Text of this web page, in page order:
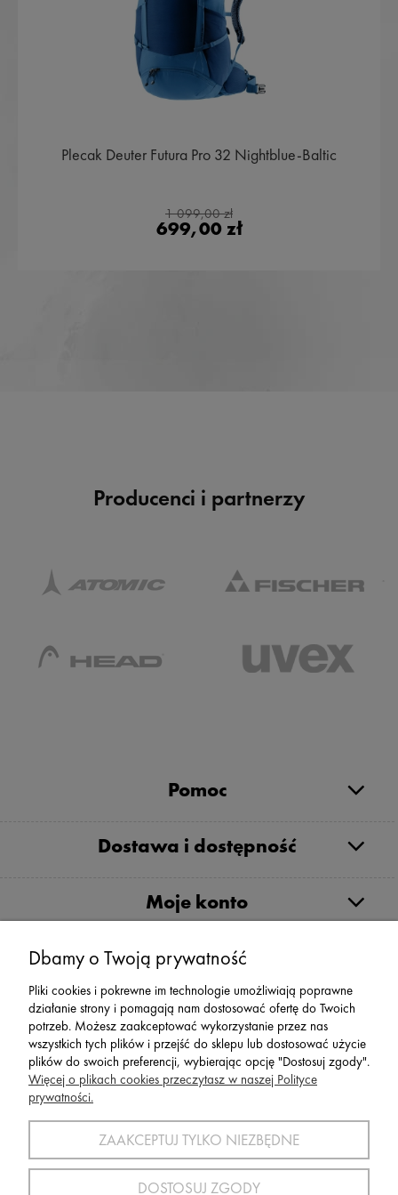
Plecak Deuter Futura Pro 32 Nightblue-Baltic
1 099,00 zł
699,00 zł
Producenci i partnerzy
Pomoc
Dostawa i dostępność
Moje konto
Serwis
Zwroty,Reklamacje Wymiany
SPORT 2002 ||
dolnośląskie, NIP: 611-24-66-379 || E-
sport2002@onet.eutel:(75) 777 76 36
Dbamy o Twoją prywatność
Pliki cookies i pokrewne im technologie umożliwiają poprawne
działanie strony i pomagają nam dostosować ofertę do Twoich
potrzeb. Możesz zaakceptować wykorzystanie przez nas
wszystkich tych plików i przejść do sklepu lub dostosować użycie
plików do swoich preferencji, wybierając opcję "Dostosuj zgody".
Więcej o plikach cookies przeczytasz w naszej Polityce
prywatności.
ZAAKCEPTUJ TYLKO NIEZBĘDNE
DOSTOSUJ ZGODY